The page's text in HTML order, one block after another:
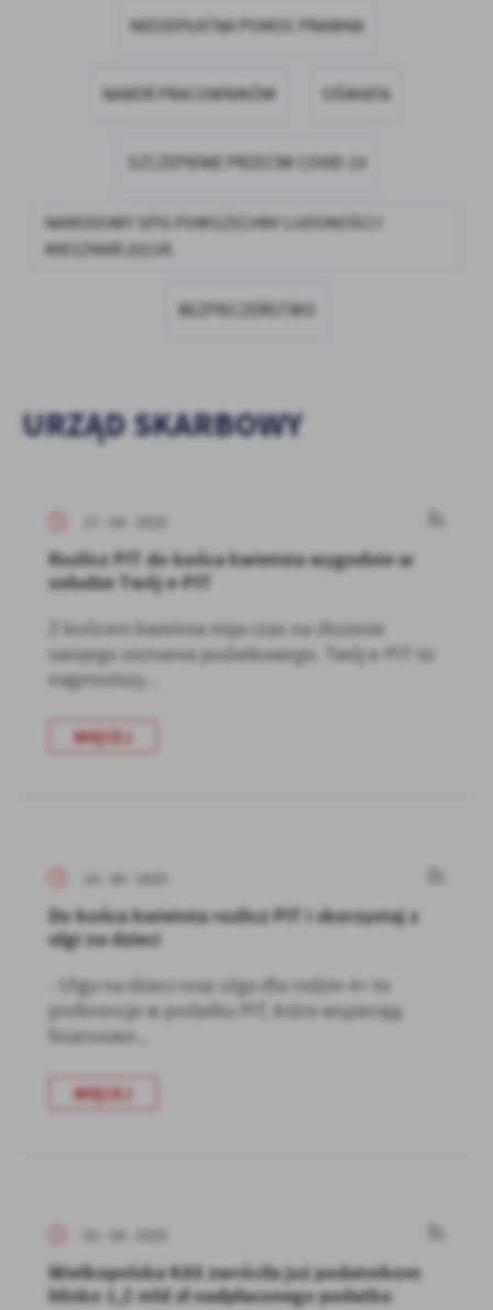
firm będących naszymi partnerami oraz innych dostawców usług.
Firmy te działają w charakterze pośredników prezentujących nasze
społecznościowych.
NIEODPŁATNA POMOC PRAWNA
NABÓR PRACOWNIKÓW OŚWIATA
SZCZEPIENIE PRZECIW COVID-19
NARODOWY SPIS POWSZECHNY LUDONOŚCI I
MIESZKAŃ 2021R.
BEZPIECZEŃSTWO
URZĄD SKARBOWY
17 - 04 - 2025
Rozlicz PIT do końca kwietnia wygodnie w
usłudze Twój e-PIT
Z końcem kwietnia mija czas na złożenie
swojego zeznania podatkowego. Twój e-PIT to
najprostszy...
WIĘCEJ
14 - 04 - 2025
Do końca kwietnia rozlicz PIT i skorzystaj z
ulgi na dzieci
· Ulga na dzieci oraz ulga dla rodzin 4+ to
preferencje w podatku PIT, które wspierają
finansowo...
WIĘCEJ
03 - 04 - 2025
Wielkopolska KAS zwróciła już podatnikom
blisko 1,2 mld zł nadpłaconego podatku